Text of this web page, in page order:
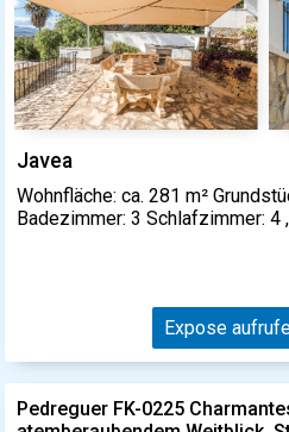
Javea
Wohnfläche: ca. 281 m²
Badezimmer: 3 Schlafzimmer: 4
Expose
Pedreguer FK-0225